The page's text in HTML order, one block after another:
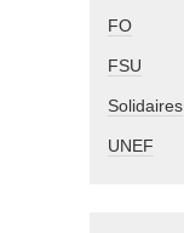
FO
FSU
Solidaires
UNEF